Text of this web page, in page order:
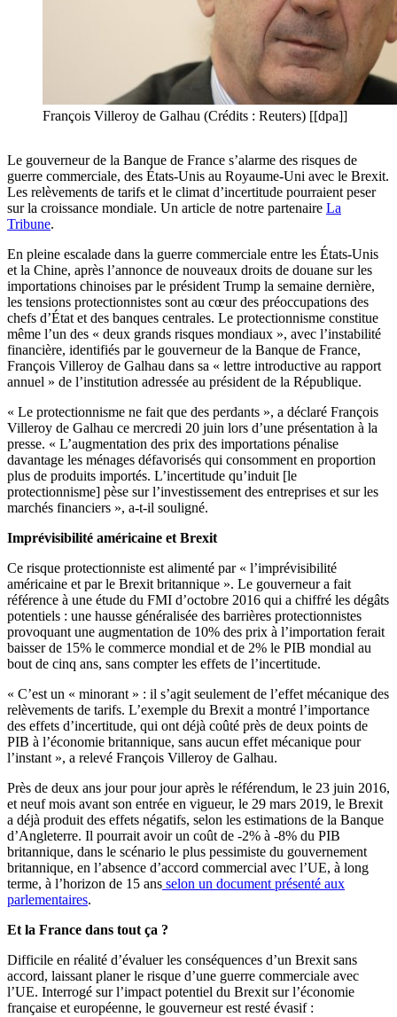
François Villeroy de Galhau (Crédits : Reuters) [[dpa]]
Le gouverneur de la Banque de France s’alarme des risques de
guerre commerciale, des États-Unis au Royaume-Uni avec le Brexit.
Les relèvements de tarifs et le climat d’incertitude pourraient peser
sur la croissance mondiale. Un article de notre partenaire La
Tribune.
En pleine escalade dans la guerre commerciale entre les États-Unis
et la Chine, après l’annonce de nouveaux droits de douane sur les
importations chinoises par le président Trump la semaine dernière,
les tensions protectionnistes sont au cœur des préoccupations des
chefs d’État et des banques centrales. Le protectionnisme constitue
même l’un des « deux grands risques mondiaux », avec l’instabilité
financière, identifiés par le gouverneur de la Banque de France,
François Villeroy de Galhau dans sa « lettre introductive au rapport
annuel » de l’institution adressée au président de la République.
« Le protectionnisme ne fait que des perdants », a déclaré François
Villeroy de Galhau ce mercredi 20 juin lors d’une présentation à la
presse. « L’augmentation des prix des importations pénalise
davantage les ménages défavorisés qui consomment en proportion
plus de produits importés. L’incertitude qu’induit [le
protectionnisme] pèse sur l’investissement des entreprises et sur les
marchés financiers », a-t-il souligné.
Imprévisibilité américaine et Brexit
Ce risque protectionniste est alimenté par « l’imprévisibilité
américaine et par le Brexit britannique ». Le gouverneur a fait
référence à une étude du FMI d’octobre 2016 qui a chiffré les dégâts
potentiels : une hausse généralisée des barrières protectionnistes
provoquant une augmentation de 10% des prix à l’importation ferait
baisser de 15% le commerce mondial et de 2% le PIB mondial au
bout de cinq ans, sans compter les effets de l’incertitude.
« C’est un « minorant » : il s’agit seulement de l’effet mécanique des
relèvements de tarifs. L’exemple du Brexit a montré l’importance
des effets d’incertitude, qui ont déjà coûté près de deux points de
PIB à l’économie britannique, sans aucun effet mécanique pour
l’instant », a relevé François Villeroy de Galhau.
Près de deux ans jour pour jour après le référendum, le 23 juin 2016,
et neuf mois avant son entrée en vigueur, le 29 mars 2019, le Brexit
a déjà produit des effets négatifs, selon les estimations de la Banque
d’Angleterre. Il pourrait avoir un coût de -2% à -8% du PIB
britannique, dans le scénario le plus pessimiste du gouvernement
britannique, en l’absence d’accord commercial avec l’UE, à long
terme, à l’horizon de 15 ans selon un document présenté aux
parlementaires.
Et la France dans tout ça ?
Difficile en réalité d’évaluer les conséquences d’un Brexit sans
accord, laissant planer le risque d’une guerre commerciale avec
l’UE. Interrogé sur l’impact potentiel du Brexit sur l’économie
française et européenne, le gouverneur est resté évasif :